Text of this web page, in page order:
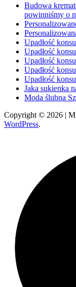
Budowa
powinniśmy o
Upadłość
Upadłość
Upadłość
Upadłość
Upadłość
Jaka sukienka
Moda ślubna
Copyright © 2026 |
WordPress.